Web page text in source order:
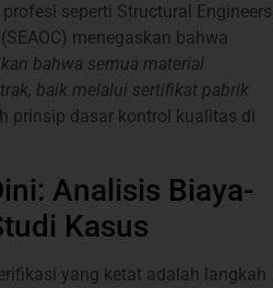
seperti Structural Engineers
menegaskan bahwa
bahwa semua material
baik melalui sertifikat pabrik
prinsip dasar kontrol kualitas di
Analisis Biaya-
Kasus
yang ketat adalah langkah